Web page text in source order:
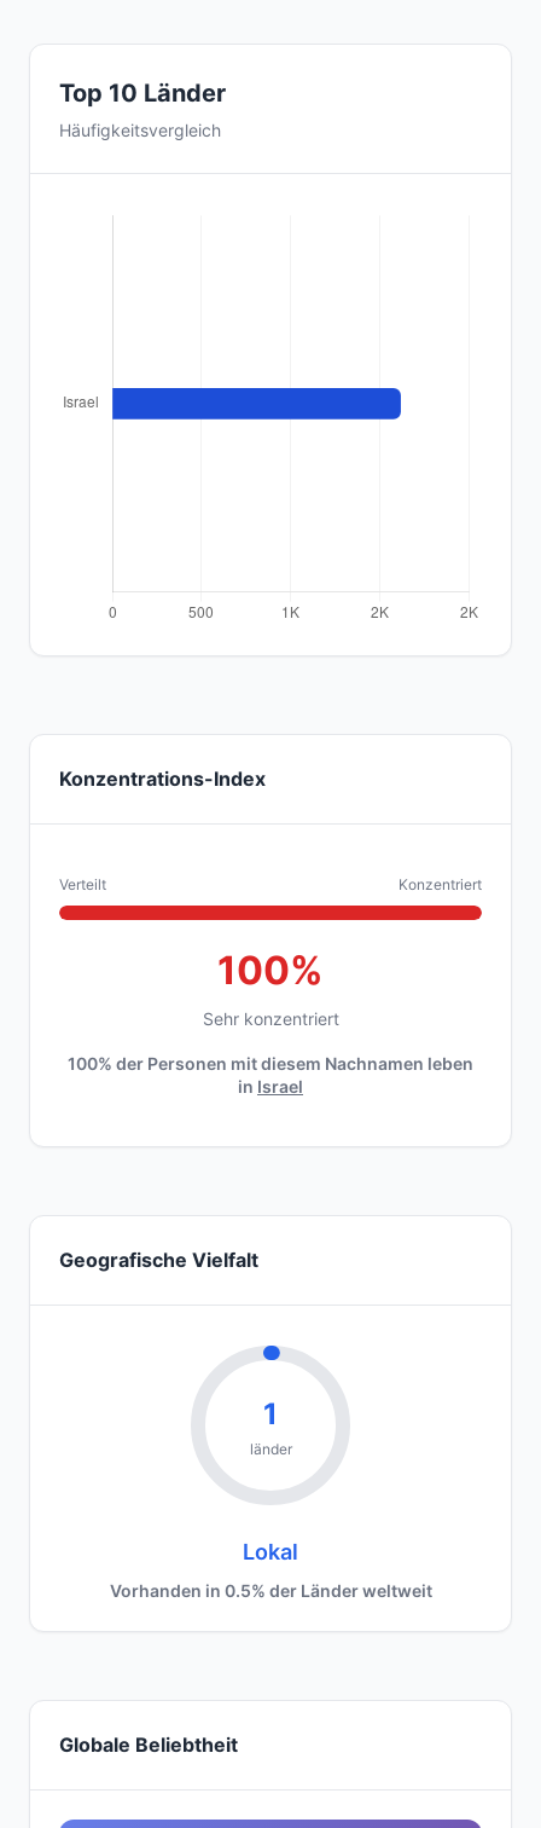
Top 10 Länder
Häufigkeitsvergleich
Konzentrations-Index
Verteilt Konzentriert
100%
Sehr konzentriert
100% der Personen mit diesem Nachnamen leben
in Israel
Geografische Vielfalt
1
länder
Lokal
Vorhanden in 0.5% der Länder weltweit
Globale Beliebtheit